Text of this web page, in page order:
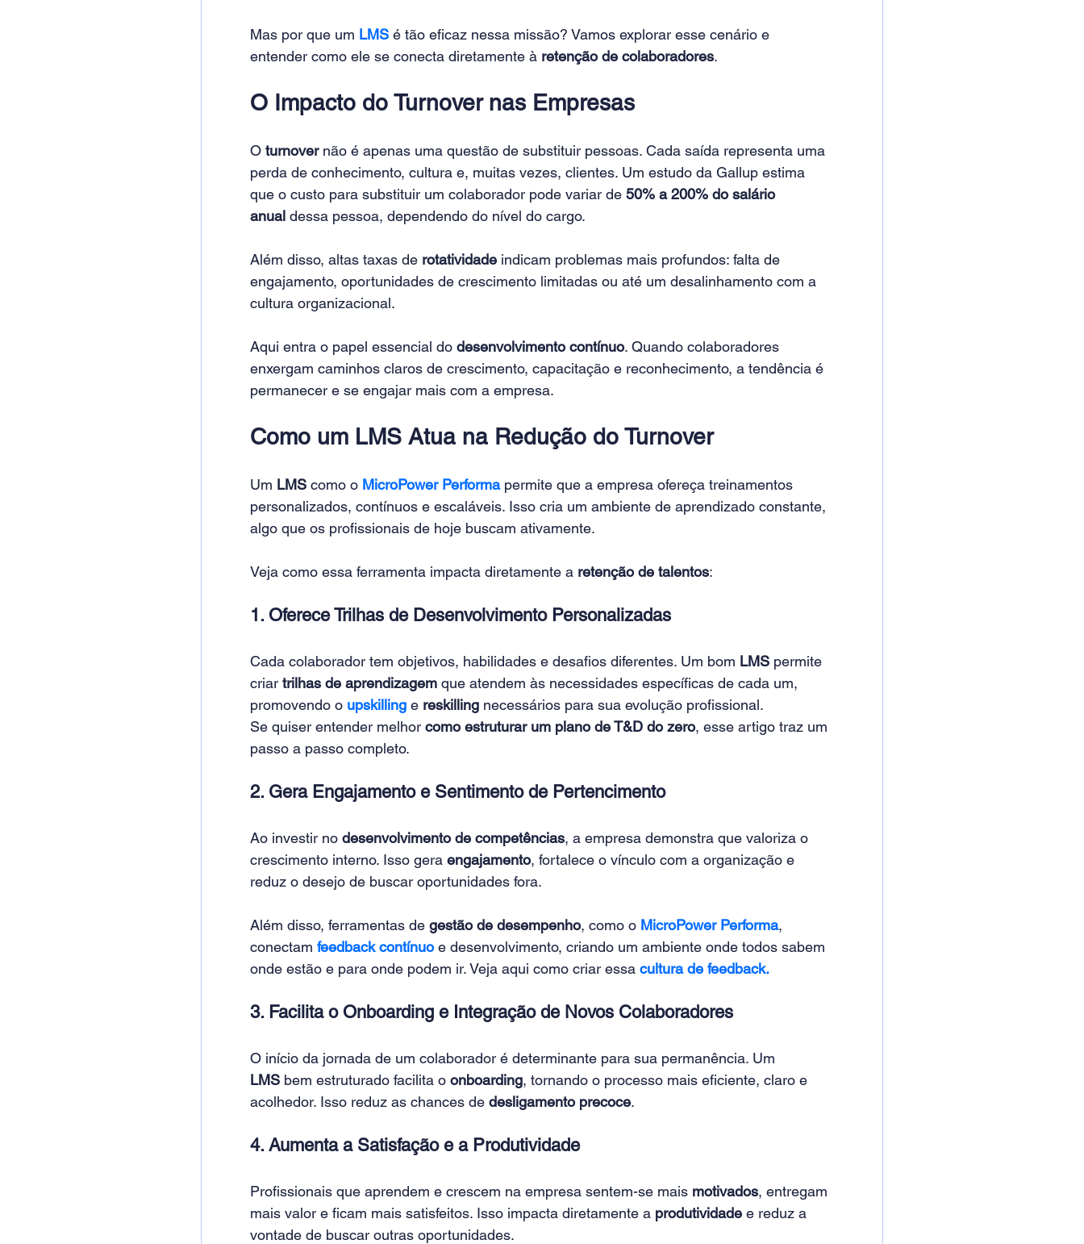
Mas por que um LMS é tão eficaz nessa missão? Vamos explorar esse cenário e
entender como ele se conecta diretamente à retenção de colaboradores.
O Impacto do Turnover nas Empresas
O turnover não é apenas uma questão de substituir pessoas. Cada saída representa uma
perda de conhecimento, cultura e, muitas vezes, clientes. Um estudo da Gallup estima
que o custo para substituir um colaborador pode variar de 50% a 200% do salário
anual dessa pessoa, dependendo do nível do cargo.
Além disso, altas taxas de rotatividade indicam problemas mais profundos: falta de
engajamento, oportunidades de crescimento limitadas ou até um desalinhamento com a
cultura organizacional.
Aqui entra o papel essencial do desenvolvimento contínuo. Quando colaboradores
enxergam caminhos claros de crescimento, capacitação e reconhecimento, a tendência é
permanecer e se engajar mais com a empresa.
Como um LMS Atua na Redução do Turnover
Um LMS como o MicroPower Performa permite que a empresa ofereça treinamentos
personalizados, contínuos e escaláveis. Isso cria um ambiente de aprendizado constante,
algo que os profissionais de hoje buscam ativamente.
Veja como essa ferramenta impacta diretamente a retenção de talentos:
1. Oferece Trilhas de Desenvolvimento Personalizadas
Cada colaborador tem objetivos, habilidades e desafios diferentes. Um bom LMS permite
criar trilhas de aprendizagem que atendem às necessidades específicas de cada um,
promovendo o upskilling e reskilling necessários para sua evolução profissional.
Se quiser entender melhor como estruturar um plano de T&D do zero, esse artigo traz um
passo a passo completo.
2. Gera Engajamento e Sentimento de Pertencimento
Ao investir no desenvolvimento de competências, a empresa demonstra que valoriza o
crescimento interno. Isso gera engajamento, fortalece o vínculo com a organização e
reduz o desejo de buscar oportunidades fora.
Além disso, ferramentas de gestão de desempenho, como o MicroPower Performa,
conectam feedback contínuo e desenvolvimento, criando um ambiente onde todos sabem
onde estão e para onde podem ir. Veja aqui como criar essa cultura de feedback.
3. Facilita o Onboarding e Integração de Novos Colaboradores
O início da jornada de um colaborador é determinante para sua permanência. Um
LMS bem estruturado facilita o onboarding, tornando o processo mais eficiente, claro e
acolhedor. Isso reduz as chances de desligamento precoce.
4. Aumenta a Satisfação e a Produtividade
Profissionais que aprendem e crescem na empresa sentem-se mais motivados, entregam
mais valor e ficam mais satisfeitos. Isso impacta diretamente a produtividade e reduz a
vontade de buscar outras oportunidades.